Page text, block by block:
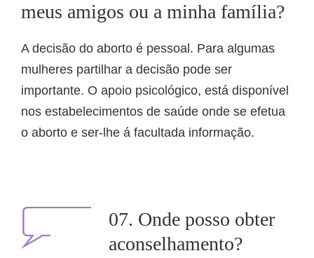
meus amigos ou a minha família?
A decisão do aborto é pessoal. Para algumas
mulheres partilhar a decisão pode ser
importante. O apoio psicológico, está disponível
nos estabelecimentos de saúde onde se efetua
o aborto e ser-lhe á facultada informação.
07. Onde posso obter
aconselhamento?